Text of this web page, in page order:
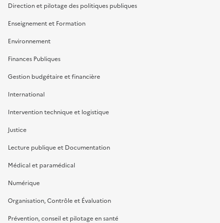
Direction et pilotage des politiques publiques
Enseignement et Formation
Environnement
Finances Publiques
Gestion budgétaire et financière
International
Intervention technique et logistique
Justice
Lecture publique et Documentation
Médical et paramédical
Numérique
Organisation, Contrôle et Évaluation
Prévention, conseil et pilotage en santé